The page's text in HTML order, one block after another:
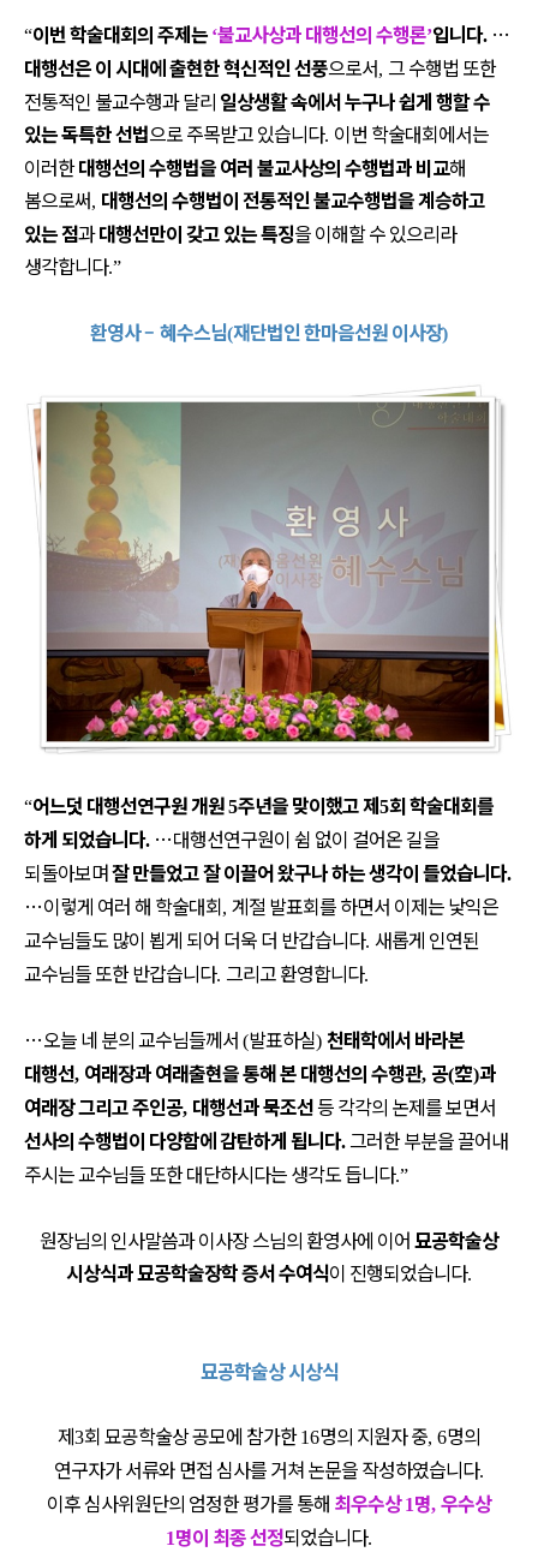
“이번 학술대회의 주제는 ‘불교사상과 대행선의 수행론’입니다. …
대행선은 이 시대에 출현한 혁신적인 선풍으로서, 그 수행법 또한
전통적인 불교수행과 달리 일상생활 속에서 누구나 쉽게 행할 수
있는 독특한 선법으로 주목받고 있습니다. 이번 학술대회에서는
이러한대행선의 수행법을 여러 불교사상의 수행법과 비교해
봄으로써, 대행선의 수행법이 전통적인 불교수행법을 계승하고
있는 점과대행선만이 갖고 있는 특징을 이해할 수 있으리라
생각합니다.”
환영사– 혜수스님(재단법인 한마음선원 이사장)
“어느덧 대행선연구원 개원5주년을 맞이했고 제5회 학술대회를
하게 되었습니다. …대행선연구원이 쉼 없이 걸어온 길을
되돌아보며잘 만들었고 잘 이끌어 왔구나 하는 생각이 들었습니다.
…이렇게 여러 해 학술대회, 계절 발표회를 하면서 이제는 낯익은
교수님들도 많이 뵙게 되어 더욱 더 반갑습니다. 새롭게 인연된
교수님들 또한 반갑습니다. 그리고 환영합니다.
…오늘 네 분의 교수님들께서 (발표하실) 천태학에서 바라본
대행선, 여래장과 여래출현을 통해 본 대행선의 수행관, 공(空)과
여래장 그리고 주인공, 대행선과 묵조선등 각각의 논제를 보면서
선사의 수행법이 다양함에 감탄하게 됩니다. 그러한 부분을 끌어내
주시는 교수님들 또한 대단하시다는 생각도 듭니다.”
원장님의 인사말씀과 이사장 스님의 환영사에 이어묘공학술상
시상식과 묘공학술장학 증서 수여식이 진행되었습니다.
묘공학술상 시상식
제3회 묘공학술상 공모에 참가한16명의 지원자 중, 6명의
연구자가 서류와 면접 심사를 거쳐 논문을 작성하였습니다.
이후 심사위원단의 엄정한 평가를 통해 최우수상1명, 우수상
1명이 최종 선정되었습니다.